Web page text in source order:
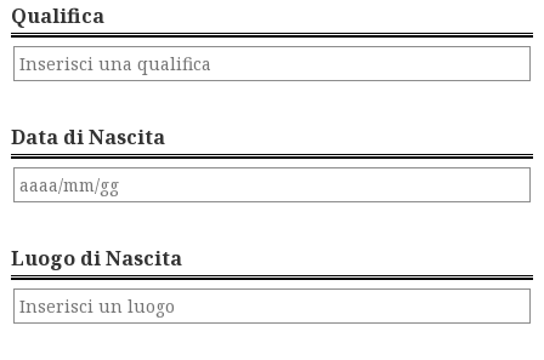
Qualifica
Data di Nascita
Luogo di Nascita